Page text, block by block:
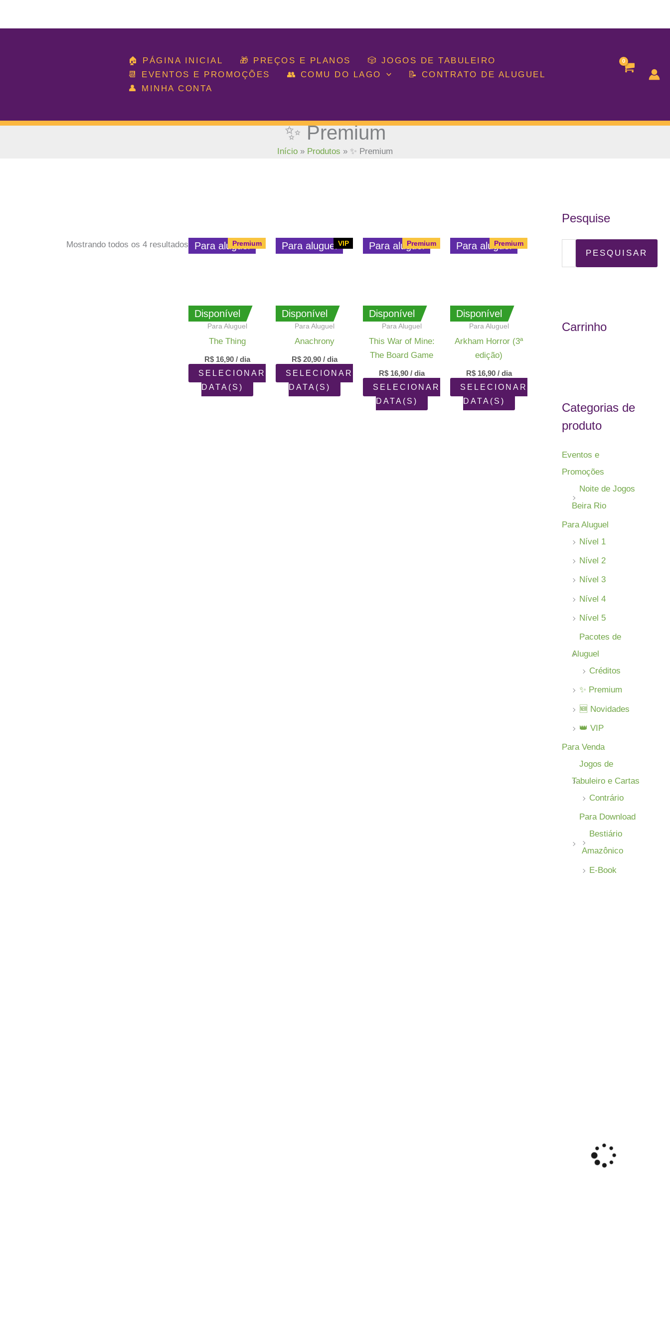
🏠 PÁGINA INICIAL 🎁 PREÇOS E PLANOS
🎲 JOGOS DE TABULEIRO
📆 EVENTOS E PROMOÇÕES
👥 COMU DO LAGO
📝 CONTRATO DE ALUGUEL
👤 MINHA CONTA
✨ Premium
Início Produtos ✨ Premium
Mostrando todos os 4 resultados Classificado
Disponível
Para aluguel
Premium
Para Aluguel
The Thing
R$16,90/ dia
SELECIONAR
DATA(S)
Disponível
Para aluguel VIP
Para Aluguel
Anachrony
R$20,90/ dia
SELECIONAR
DATA(S)
Disponível
Para aluguel
Premium
Para Aluguel
This War of Mine:
The Board Game
R$16,90/ dia
SELECIONAR
DATA(S)
Disponível
Para aluguel
Premium
Para Aluguel
Arkham Horror (3ª
edição)
R$16,90/ dia
SELECIONAR
DATA(S)
Pesquise
i
r
:
PESQUISAR
Carrinho
Categorias de
produto
Eventos e
Promoções
Noite de Jogos
Beira Rio
Para Aluguel
Nível 1
Nível 2
Nível 3
Nível 4
Nível 5
Pacotes de
Aluguel
Créditos
✨ Premium
🆕 Novidades
👑 VIP
Para Venda
Jogos de
Tabuleiro e Cartas
Contrário
Para Download
Bestiário
Amazônico
E-Book